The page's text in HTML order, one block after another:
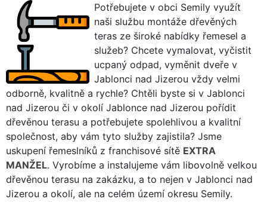
Potřebujete v obci Semily využít
naši službu montáže dřevěných
teras ze široké nabídky řemesel a
služeb? Chcete vymalovat, vyčistit
ucpaný odpad, vyměnit dveře v
Jablonci nad Jizerou vždy velmi
odborně, kvalitně a rychle? Chtěli byste si v Jablonci
nad Jizerou či v okolí Jablonce nad Jizerou pořídit
dřevěnou terasu a potřebujete spolehlivou a kvalitní
společnost, aby vám tyto služby zajistila? Jsme
uskupení řemeslníků z franchisové sítě EXTRA
MANŽEL. Vyrobíme a instalujeme vám libovolně velkou
dřevěnou terasu na zakázku, a to nejen v Jablonci nad
Jizerou a okolí, ale na celém území okresu Semily.